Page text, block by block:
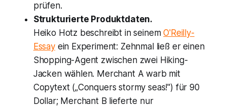
prüfen.
Strukturierte Produktdaten.
Heiko Hotz beschreibt in seinemO'Reilly-
Essayein Experiment: Zehnmal ließ er einen
Shopping-Agent zwischen zwei Hiking-
Jacken wählen. Merchant A warb mit
Copytext („Conquers stormy seas!") für 90
Dollar; Merchant B lieferte nur